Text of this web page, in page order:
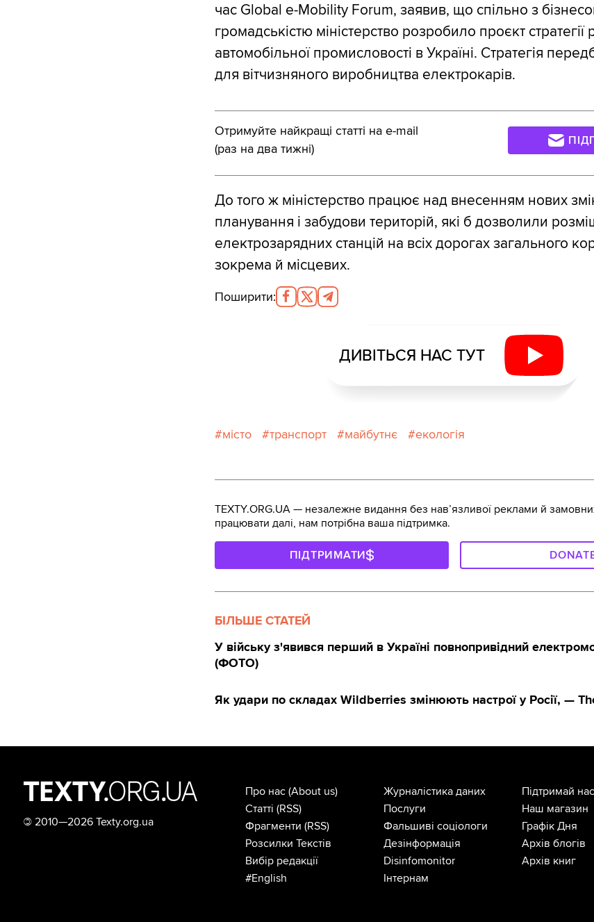
час Global e-Mobility Forum, заявив, що спільно з
громадськістю міністерство розробило проєкт стратегії
автомобільної промисловості в Україні. Стратегія
для вітчизняного виробництва електрокарів.
Отримуйте найкращі статті на e-mail
(раз на два тижні)
До того ж міністерство працює над внесенням нових
планування і забудови територій, які б дозволили
електрозарядних станцій на всіх дорогах загального
зокрема й місцевих.
Поширити:
ДИВІТЬСЯ НАС ТУТ
місто транспорт майбутнє екологія
TEXTY.ORG.UA — незалежне видання без навʼязливої реклами й
працювати далі, нам потрібна ваша підтримка.
ПІДТРИМАТИ
БІЛЬШЕ СТАТЕЙ
У війську з'явився перший в Україні повнопривідний
(ФОТО)
Як удари по складах Wildberries змінюють настрої у Росії, —
© 2010—2026 Texty.org.ua
Про нас (About us)
Статті (RSS)
Фрагменти (RSS)
Розсилки Текстів
Вибір редакції
#English
Журналістика даних
Послуги
Фальшиві соціологи
Дезінформація
Disinfomonitor
Інтернам
Підтримай
Наш магазин
Графік Дня
Архів блогів
Архів книг